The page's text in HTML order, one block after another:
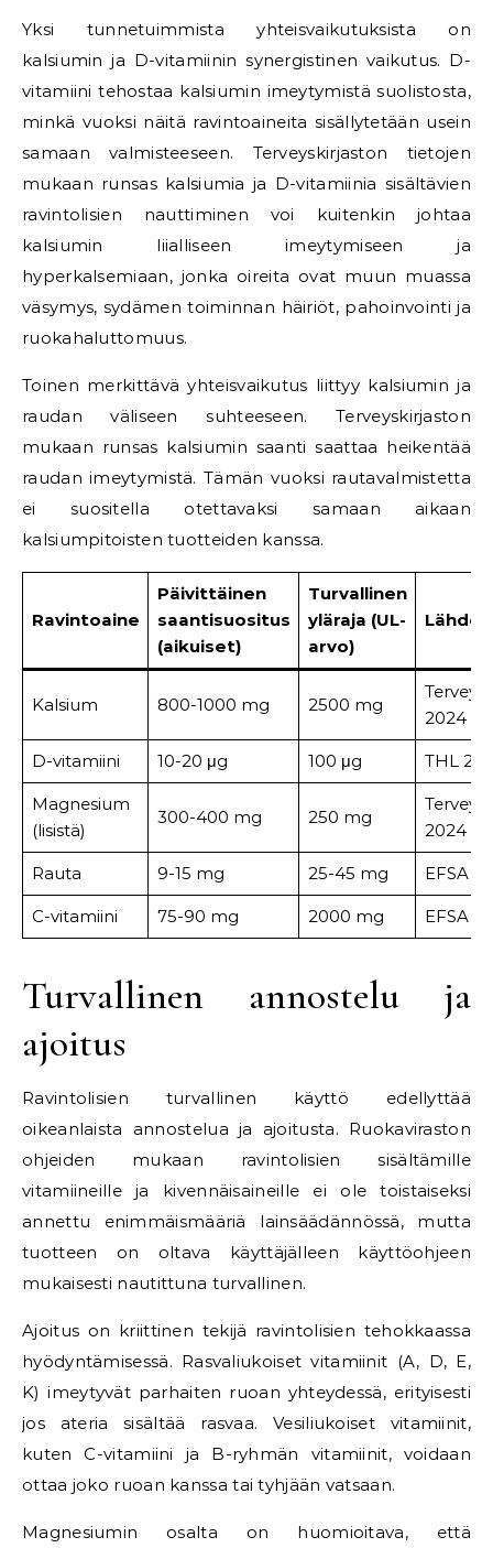
Yksi tunnetuimmista yhteisvaikutuksista on
kalsiumin ja D-vitamiinin synergistinen vaikutus. D-
vitamiini tehostaa kalsiumin imeytymistä suolistosta,
minkä vuoksi näitä ravintoaineita sisällytetään usein
samaan valmisteeseen. Terveyskirjaston tietojen
mukaan runsas kalsiumia ja D-vitamiinia sisältävien
ravintolisien nauttiminen voi kuitenkin johtaa
kalsiumin liialliseen imeytymiseen ja
hyperkalsemiaan, jonka oireita ovat muun muassa
väsymys, sydämen toiminnan häiriöt, pahoinvointi ja
ruokahaluttomuus.
Toinen merkittävä yhteisvaikutus liittyy kalsiumin ja
raudan väliseen suhteeseen. Terveyskirjaston
mukaan runsas kalsiumin saanti saattaa heikentää
raudan imeytymistä. Tämän vuoksi rautavalmistetta
ei suositella otettavaksi samaan aikaan
kalsiumpitoisten tuotteiden kanssa.
Ravintoaine
Päivittäinen
saantisuositus
(aikuiset)
Turvallinen
yläraja (UL-
arvo)
Lähde
Kalsium 800-1000 mg 2500 mg
2024
D-vitamiini 10-20 μg 100 μg THL
Magnesium
(lisistä)
300-400 mg 250 mg
2024
Rauta 9-15 mg 25-45 mg EFSA
C-vitamiini 75-90 mg 2000 mg EFSA
Turvallinen annostelu ja
ajoitus
Ravintolisien turvallinen käyttö edellyttää
oikeanlaista annostelua ja ajoitusta. Ruokaviraston
ohjeiden mukaan ravintolisien sisältämille
vitamiineille ja kivennäisaineille ei ole toistaiseksi
annettu enimmäismääriä lainsäädännössä, mutta
tuotteen on oltava käyttäjälleen käyttöohjeen
mukaisesti nautittuna turvallinen.
Ajoitus on kriittinen tekijä ravintolisien tehokkaassa
hyödyntämisessä. Rasvaliukoiset vitamiinit (A, D, E,
K) imeytyvät parhaiten ruoan yhteydessä, erityisesti
jos ateria sisältää rasvaa. Vesiliukoiset vitamiinit,
kuten C-vitamiini ja B-ryhmän vitamiinit, voidaan
ottaa joko ruoan kanssa tai tyhjään vatsaan.
Magnesiumin osalta on huomioitava, että